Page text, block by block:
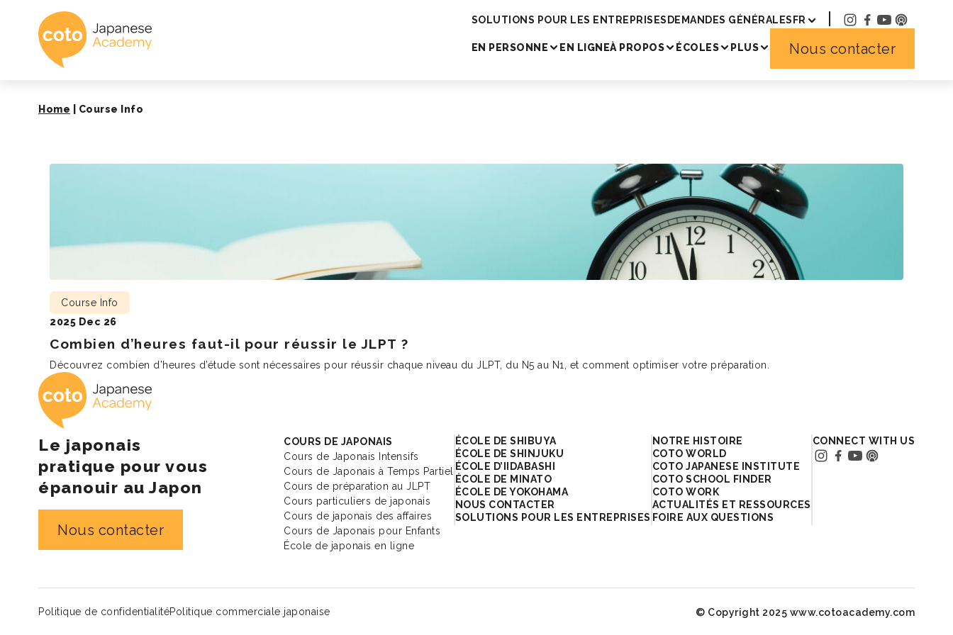
Coto Academy - École de japonais
SOLUTIONS POUR LES ENTREPRISESDEMANDES GÉNÉRALESFR
EN PERSONNE EN LIGNEÀ PROPOS ÉCOLES PLUS Nous contacter
Home Course Info
Combien d’heures faut-il pour réussir le JLPT ?
Course Info
2025 Dec 26
Découvrez combien d’heures d’étude sont nécessaires pour réussir chaque niveau du JLPT, du N5 au N1, et comment optimiser votre préparation.
Coto Academy - École de japonais
Le japonais
pratique pour vous
épanouir au Japon
Nous contacter
COURS DE JAPONAIS
Cours de Japonais Intensifs
Cours de Japonais à Temps Partiel
Cours de préparation au JLPT
Cours particuliers de japonais
Cours de japonais des affaires
Cours de Japonais pour Enfants
École de japonais en ligne
ÉCOLE DE SHIBUYA
ÉCOLE DE SHINJUKU
ÉCOLE D’IIDABASHI
ÉCOLE DE MINATO
ÉCOLE DE YOKOHAMA
NOUS CONTACTER
SOLUTIONS POUR LES ENTREPRISES
NOTRE HISTOIRE
COTO WORLD
COTO JAPANESE INSTITUTE
COTO SCHOOL FINDER
COTO WORK
ACTUALITÉS ET RESSOURCES
FOIRE AUX QUESTIONS
CONNECT WITH US
Politique de confidentialitéPolitique commerciale japonaise © Copyright 2025 www.cotoacademy.com